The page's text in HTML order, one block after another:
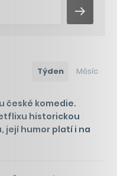
Týden Měsíc
české komedie.
historickou
její humor platí i na